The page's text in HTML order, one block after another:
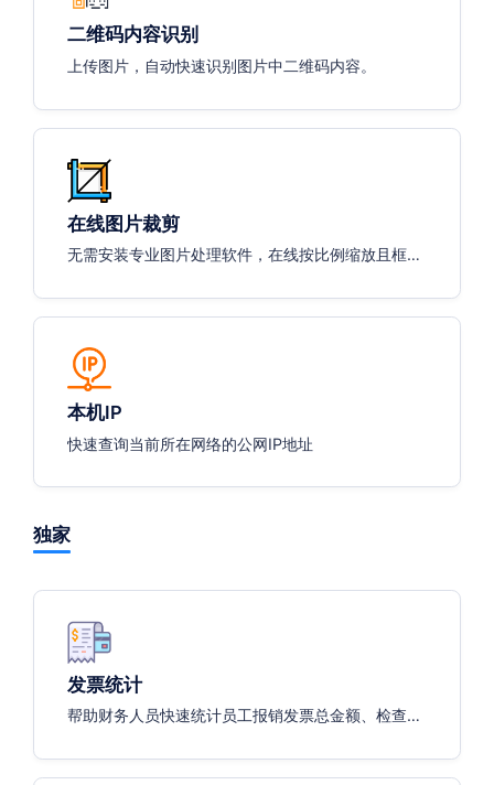
二维码内容识别
上传图片，自动快速识别图片中二维码内容。
在线图片裁剪
无需安装专业图片处理软件，在线按比例缩放且框选
本机IP
快速查询当前所在网络的公网IP地址
独家
发票统计
帮助财务人员快速统计员工报销发票总金额、检查是